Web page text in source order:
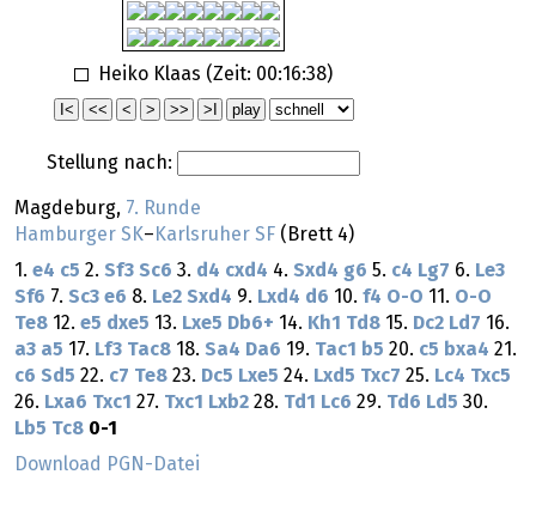
Heiko Klaas (Zeit: 00:16:38)
Stellung nach:
Magdeburg, 7. Runde
Hamburger SK– Karlsruher SF (Brett 4)
1. e4 c5 2. Sf3 Sc6 3. d4 cxd4 4. Sxd4 g6 5. c4 Lg7 6. Le3
Sf6 7. Sc3 e6 8. Le2 Sxd4 9. Lxd4 d6 10. f4 O-O 11. O-O
Te8 12. e5 dxe5 13. Lxe5 Db6+ 14. Kh1 Td8 15. Dc2 Ld7 16.
a3 a5 17. Lf3 Tac8 18. Sa4 Da6 19. Tac1 b5 20. c5 bxa4 21.
c6 Sd5 22. c7 Te8 23. Dc5 Lxe5 24. Lxd5 Txc7 25. Lc4 Txc5
26. Lxa6 Txc1 27. Txc1 Lxb2 28. Td1 Lc6 29. Td6 Ld5 30.
Lb5 Tc8 0-1
Download PGN-Datei